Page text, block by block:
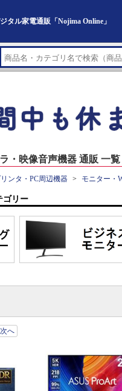
タル家電通販「Nojima Online」
・映像音声機器 通販 一覧
ンタ・PC周辺機器 モニター・
ゴリー
次へ